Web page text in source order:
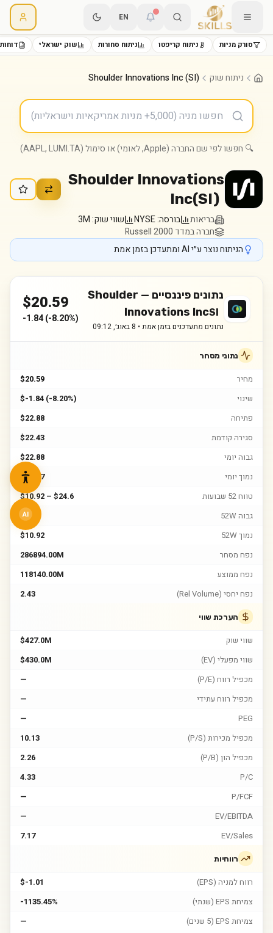
EN
סורק מניות ניתוח קריפטו ניתוח סחורות שוק ישראלי
ניתוח שוק Shoulder Innovations Inc (SI)
🔍 חפשו לפי שם החברה (Apple, לאומי) או סימול (AAPL, LUMI.TA)
Shoulder Innovations
Inc(SI)
בריאות בורסה:NYSE שווי שוק:3M
חברה במדד Russell 2000
הניתוח נוצר ע״י AI ומתעדכן בזמן אמת
נתונים פיננסיים — Shoulder
Innovations IncSI
נתונים מתעדכנים בזמן אמת • 8 באוג׳, 09:12
$20.59
-1.84(-8.20%)
נתוני מסחר
מחיר
$20.59
שינוי
$-1.84 (-8.20%)
פתיחה
$22.88
סגירה קודמת
$22.43
גבוה יומי
$22.88
נמוך יומי
$18.77
טווח 52 שבועות
$10.92 – $24.6
גבוה 52W
$24.6
נמוך 52W
$10.92
נפח מסחר
286894.00M
נפח ממוצע
118140.00M
נפח יחסי (Rel Volume)
2.43
הערכת שווי
שווי שוק
$427.0M
שווי מפעלי (EV)
$430.0M
מכפיל רווח (P/E)
—
מכפיל רווח עתידי
—
PEG
—
מכפיל מכירות (P/S)
10.13
מכפיל הון (P/B)
2.26
P/C
4.33
P/FCF
—
EV/EBITDA
—
EV/Sales
7.17
רווחיות
רווח למניה (EPS)
$-1.01
צמיחת EPS (שנתי)
-1135.45%
צמיחת EPS (5 שנים)
—
AI